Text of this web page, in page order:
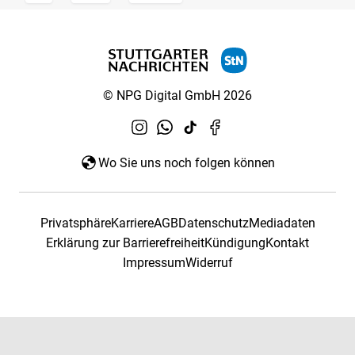
© NPG Digital GmbH 2026
Wo Sie uns noch folgen können
PrivatsphäreKarriereAGBDatenschutzMediadaten
Erklärung zur BarrierefreiheitKündigungKontakt
ImpressumWiderruf